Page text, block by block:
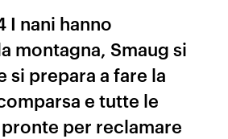
I nani hanno
montagna, Smaug si
si prepara a fare la
e tutte le
per reclamare